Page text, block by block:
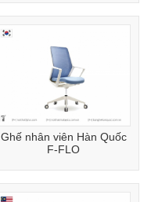
Ghế nhân viên Hàn Quốc
F-FLO